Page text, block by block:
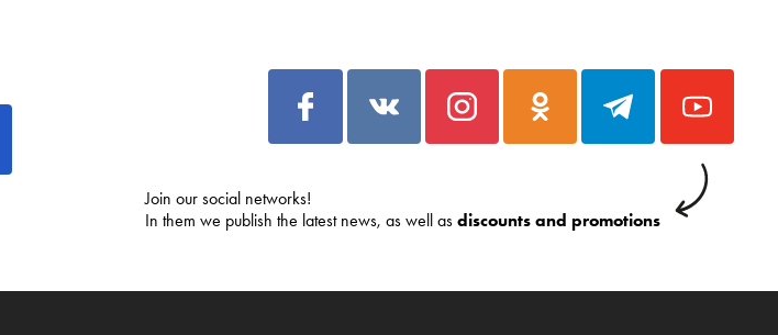
Join our social networks!
In them we publish the latest news, as well as discounts and promotions